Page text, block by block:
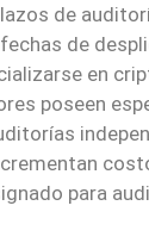
de
de
en
poseen
para